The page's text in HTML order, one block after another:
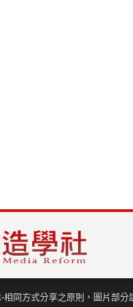
同方式分享之原則，圖片部分